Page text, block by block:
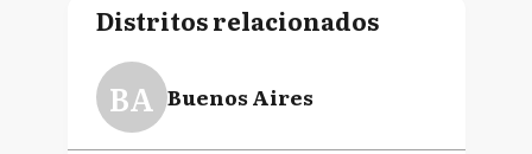
Distritos relacionados
BA Buenos Aires